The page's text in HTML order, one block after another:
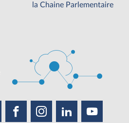
la Chaine Parlementaire